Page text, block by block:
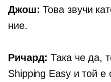
Джош: Това звучи
ние.
Ричард: Така че да,
Shipping Easy и той е